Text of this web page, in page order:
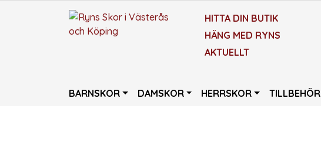
HITTA DIN BUTIK
HÄNG MED RYNS
AKTUELLT
BARNSKOR DAMSKOR HERRSKOR TILLBEHÖR